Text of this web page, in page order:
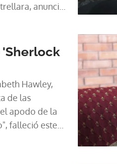
anunció
'Sherlock
Hawley,
de las
apodo de la
falleció este